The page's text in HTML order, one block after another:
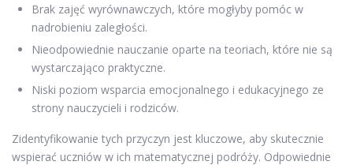
Brak zajęć wyrównawczych, które mogłyby pomóc w
nadrobieniu zaległości.
Nieodpowiednie nauczanie oparte na teoriach, które nie są
wystarczająco praktyczne.
Niski poziom wsparcia emocjonalnego i edukacyjnego ze
strony nauczycieli i rodziców.
Zidentyfikowanie tych przyczyn jest kluczowe, aby skutecznie
wspierać uczniów w ich matematycznej podróży. Odpowiednie